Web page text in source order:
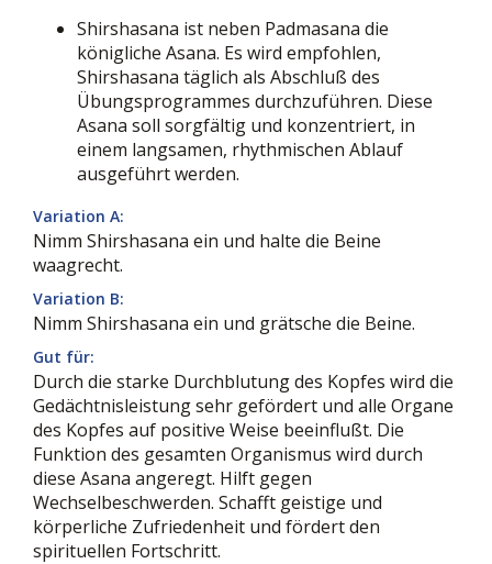
Shirshasana ist neben Padmasana die
königliche Asana. Es wird empfohlen,
Shirshasana täglich als Abschluß des
Übungsprogrammes durchzuführen. Diese
Asana soll sorgfältig und konzentriert, in
einem langsamen, rhythmischen Ablauf
ausgeführt werden.
Variation A:
Nimm Shirshasana ein und halte die Beine
waagrecht.
Variation B:
Nimm Shirshasana ein und grätsche die Beine.
Gut für:
Durch die starke Durchblutung des Kopfes wird die
Gedächtnisleistung sehr gefördert und alle Organe
des Kopfes auf positive Weise beeinflußt. Die
Funktion des gesamten Organismus wird durch
diese Asana angeregt. Hilft gegen
Wechselbeschwerden. Schafft geistige und
körperliche Zufriedenheit und fördert den
spirituellen Fortschritt.